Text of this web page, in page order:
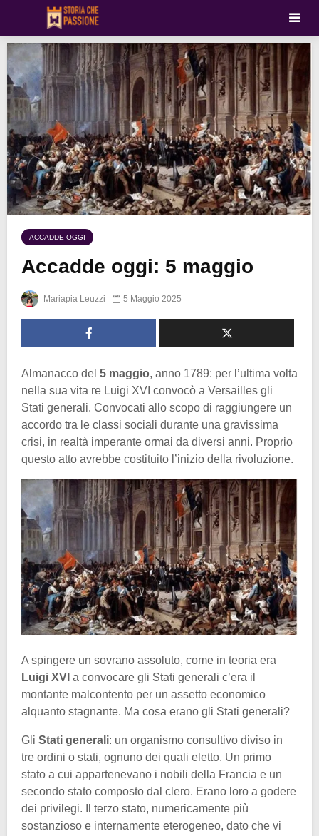
ACCADDE OGGI
Accadde oggi: 5 maggio
Mariapia Leuzzi 5 Maggio 2025
Almanacco del 5 maggio, anno 1789: per l’ultima volta
nella sua vita re Luigi XVI convocò a Versailles gli
Stati generali. Convocati allo scopo di raggiungere un
accordo tra le classi sociali durante una gravissima
crisi, in realtà imperante ormai da diversi anni. Proprio
questo atto avrebbe costituito l’inizio della rivoluzione.
A spingere un sovrano assoluto, come in teoria era
Luigi XVI a convocare gli Stati generali c’era il
montante malcontento per un assetto economico
alquanto stagnante. Ma cosa erano gli Stati generali?
Gli Stati generali: un organismo consultivo diviso in
tre ordini o stati, ognuno dei quali eletto. Un primo
stato a cui appartenevano i nobili della Francia e un
secondo stato composto dal clero. Erano loro a godere
dei privilegi. Il terzo stato, numericamente più
sostanzioso e internamente eterogeneo, dato che vi